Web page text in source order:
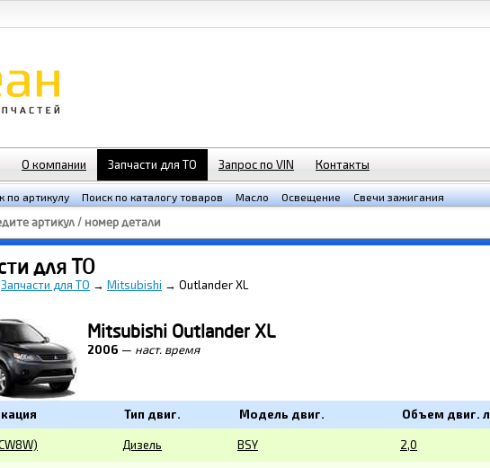
О компании Запчасти для ТО Запрос по VIN Контакты
по артикулу Поиск по каталогу товаров Масло Освещение Свечи зажигания
для ТО
Запчасти для ТО → Mitsubishi → Outlander XL
Mitsubishi Outlander XL
2006 — наст. время
Тип двиг. Модель двиг. Объем двиг. л
Дизель BSY 2,0